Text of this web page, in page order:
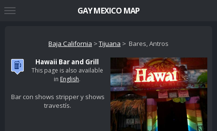
Baja California >Tijuana > Bares, Antros
Hawaii Bar and Grill
This page is also available
in English.
Bar con shows stripper y shows
travestís.
GAY MEXICO MAP